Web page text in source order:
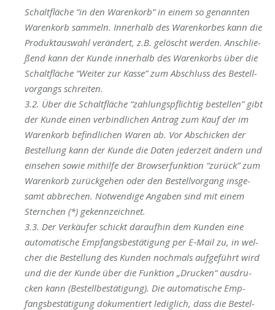
Schalt­flä­che “in den Waren­korb”in einem so genann­ten
Waren­korb sam­meln. Inner­halb des Waren­kor­bes kann die
Pro­dukt­aus­wahl ver­än­dert, z.B. gelöscht wer­den. Anschlie­
ßend kann der Kun­de inner­halb des Waren­korbs über die
Schalt­flä­che “Wei­ter zur Kas­se”zum Abschluss des Bestell­
vor­gangs schreiten.
3.2. Über die Schalt­flä­che “zah­lungs­pflich­tig bestel­len”gibt
der Kun­de einen ver­bind­li­chen Antrag zum Kauf der im
Waren­korb befind­li­chen Waren ab. Vor Abschi­cken der
Bestel­lung kann der Kun­de die Daten jeder­zeit ändern und
ein­se­hen sowie mit­hil­fe der Brow­ser­funk­ti­on “zurück” zum
Waren­korb zurück­ge­hen oder den Bestell­vor­gang ins­ge­
samt abbre­chen. Not­wen­di­ge Anga­ben sind mit einem
Stern­chen (*) gekennzeichnet.
3.3. Der Ver­käu­fer schickt dar­auf­hin dem Kun­den eine
auto­ma­ti­sche Emp­fangs­be­stä­ti­gung per E‑Mail zu, in wel­
cher die Bestel­lung des Kun­den noch­mals auf­ge­führt wird
und die der Kun­de über die Funk­ti­on „Dru­cken“ aus­dru­
cken kann (Bestell­be­stä­ti­gung). Die auto­ma­ti­sche Emp­
fangs­be­stä­ti­gung doku­men­tiert ledig­lich, dass die Bestel­